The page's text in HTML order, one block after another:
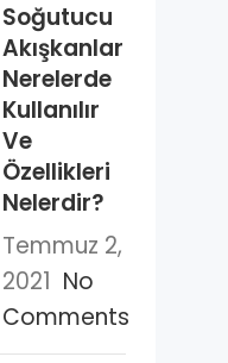
Soğutucu
Akışkanlar
Nerelerde
Kullanılır
Ve
Özellikleri
Nelerdir?
Temmuz 2,
2021 No
Comments